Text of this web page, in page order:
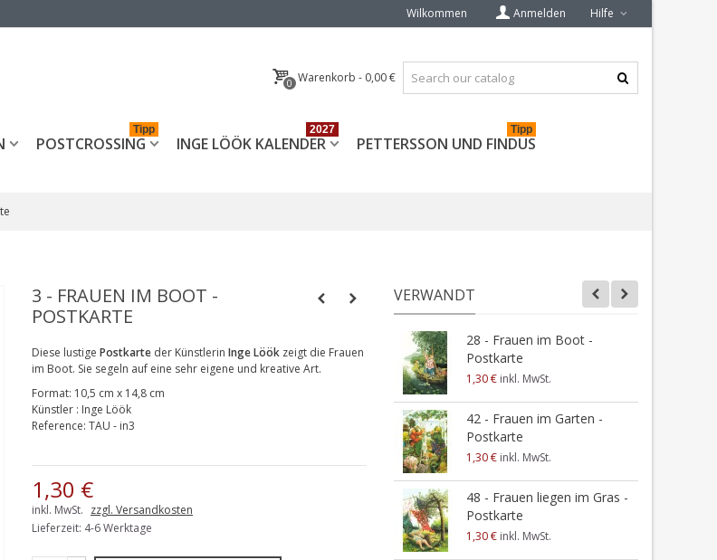
Wilkommen Anmelden Hilfe
0 Warenkorb - 0,00 €
POSTCROSSING
Tipp
INGE LÖÖK KALENDER
2027
PETTERSSON UND FINDUS
Tipp
3 - FRAUEN IM BOOT -
POSTKARTE
Diese lustige Postkarte der Künstlerin Inge Löök zeigt die Frauen
im Boot. Sie segeln auf eine sehr eigene und kreative Art.
Format: 10,5 cm x 14,8 cm
Künstler : Inge Löök
Reference: TAU - in3
1,30 €
inkl. MwSt. zzgl. Versandkosten
Lieferzeit: 4-6 Werktage
VERWANDT
28 - Frauen im Boot -
Postkarte
1,30 € inkl. MwSt.
42 - Frauen im Garten -
Postkarte
1,30 € inkl. MwSt.
48 - Frauen liegen im Gras -
Postkarte
1,30 € inkl. MwSt.